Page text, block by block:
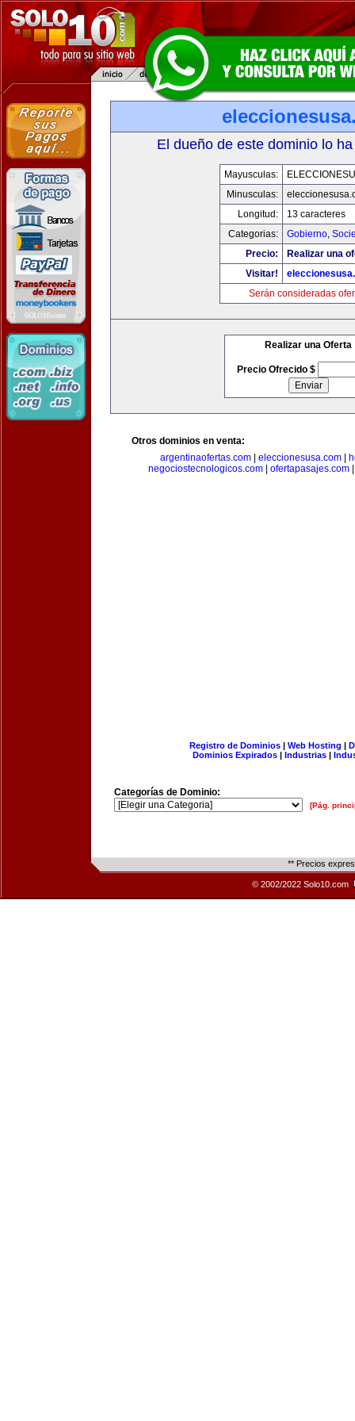
El dueño de este dominio lo
Mayusculas:
Minusculas:
Longitud:
13 caracteres
Categorias:
Gobierno,
Precio:
Realizar una
Visitar!
Serán consideradas
Realizar una Oferta
Precio Ofrecido $
Otros dominios en venta:
argentinaofertas.com| eleccionesusa.com|
negociostecnologicos.com
ofertapasajes.com
Registro de Dominios| Web Hosting |
Dominios Expirados | Industrias |
Categorías de Dominio:
[Pág.
** Precios
© 2002/2022 Solo10.com